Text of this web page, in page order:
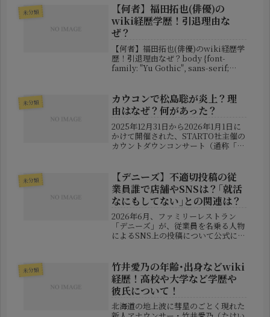
ちを支援し、1000人以上を社会へと
送り出した“平成の駆け込み寺”の創
設...
未分類
【何者】福田拓也(俳優)の
wiki経歴学歴！引退理由な
ぜ？
【何者】福田拓也(俳優)のwiki経歴学
歴！引退理由なぜ？body {font-
family: "Yu Gothic", sans-serif;
未分類
カウコンで松島聡が炎上？理
由はなぜ？何があった？
2025年12月31日から2026年1月1日に
かけて開催された、STARTO社主催の
カウントダウンコンサート（通称「カ
て大きな注目を集めました。しかし、
その華やかなステージ...
未分類
【デニーズ】不適切投稿の従
業員誰で店舗やSNSは？｢就活
なにもしてない｣との関連は？
2026年6月、ファミリーレストラン
「デニーズ」が、従業員を名乗る人物
によるSNS上の投稿について公式に謝
テロ」と呼ばれる不適切投稿が社会問
題となってきましたが、今回は企業...
未分類
竹井愛乃の年齢･出身などwiki
経歴！高校や大学など学歴や
彼氏について！
北海道の地上波に彗星のごとく現れた